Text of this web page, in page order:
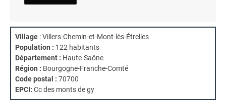
Village : Villers-Chemin-et-Mont-lès-Étrelles
Population : 122 habitants
Département : Haute-Saône
Région : Bourgogne-Franche-Comté
Code postal : 70700
EPCI: Cc des monts de gy